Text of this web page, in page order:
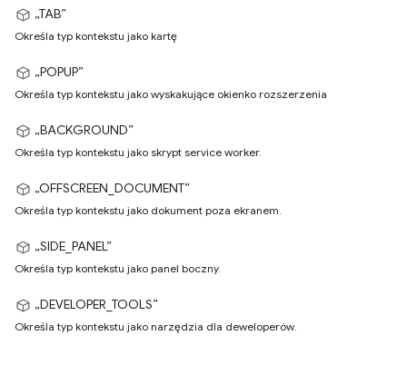
„TAB”
Określa typ kontekstu jako kartę
„POPUP”
Określa typ kontekstu jako wyskakujące okienko rozszerzenia
„BACKGROUND”
Określa typ kontekstu jako skrypt service worker.
„OFFSCREEN_DOCUMENT”
Określa typ kontekstu jako dokument poza ekranem.
„SIDE_PANEL”
Określa typ kontekstu jako panel boczny.
„DEVELOPER_TOOLS”
Określa typ kontekstu jako narzędzia dla deweloperów.